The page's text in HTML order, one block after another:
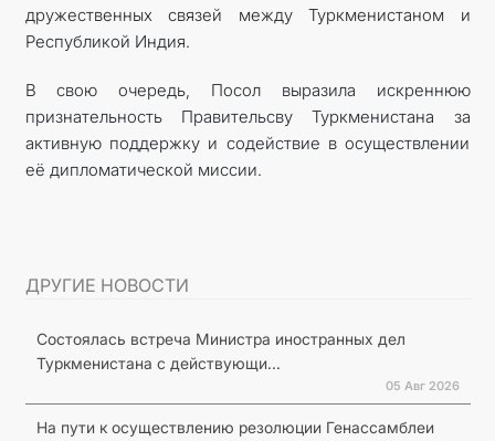
дружественных связей между Туркменистаном и
Республикой Индия.
В свою очередь, Посол выразила искреннюю
признательность Правительсву Туркменистана за
активную поддержку и содействие в осуществлении
её дипломатической миссии.
ДРУГИЕ НОВОСТИ
Состоялась встреча Министра иностранных дел
Туркменистана с действующи...
05 Авг 2026
На пути к осуществлению резолюции Генассамблеи